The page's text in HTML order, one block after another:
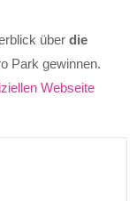
überdie
Park gewinnen.
Webseite